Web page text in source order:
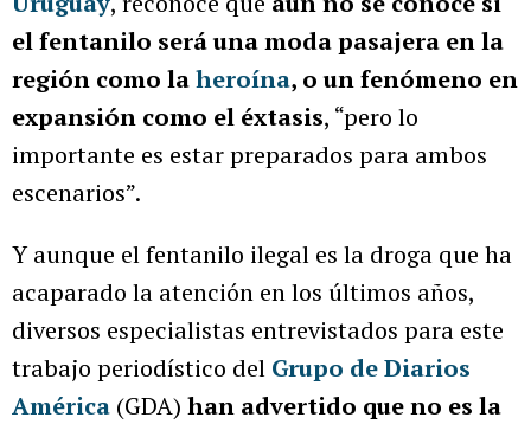
el fentanilo será una moda pasajera en la
región como laheroína, o un fenómeno en
expansión como el éxtasis, “pero lo
importante es estar preparados para ambos
escenarios”.
Y aunque el fentanilo ilegal es la droga que ha
acaparado la atención en los últimos años,
diversos especialistas entrevistados para este
trabajo periodístico del Grupo de Diarios
América (GDA) han advertido que no es la